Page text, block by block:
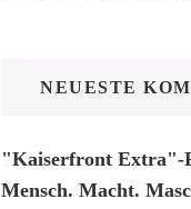
NEUESTE
"Kaiserfront Extra"-
Mensch. Macht.